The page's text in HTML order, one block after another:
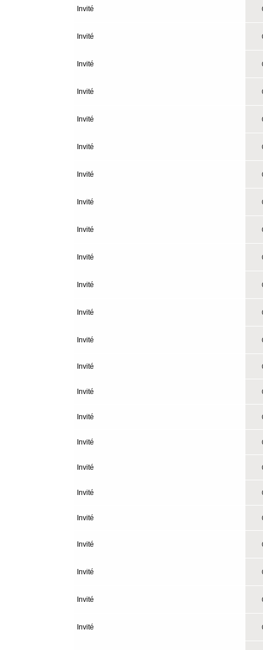
Invité
Invité
Invité
Invité
Invité
Invité
Invité
Invité
Invité
Invité
Invité
Invité
Invité
Invité
Invité
Invité
Invité
Invité
Invité
Invité
Invité
Invité
Invité
Invité